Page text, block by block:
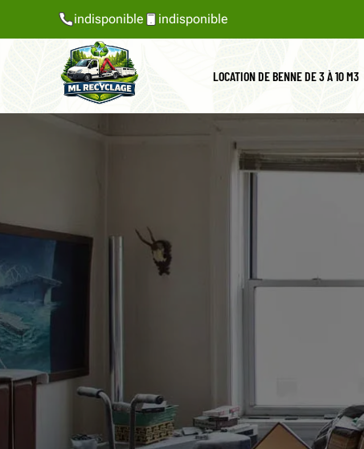
indisponible indisponible
LOCATION DE BENNE DE 3 À 10 M3